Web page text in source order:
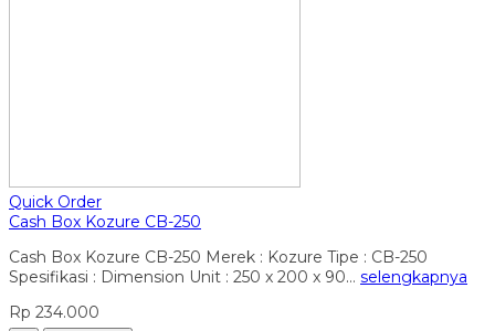
Quick Order
Cash Box Kozure CB-250
Cash Box Kozure CB-250 Merek : Kozure Tipe : CB-250
Spesifikasi : Dimension Unit : 250 x 200 x 90… selengkapnya
Rp 234.000